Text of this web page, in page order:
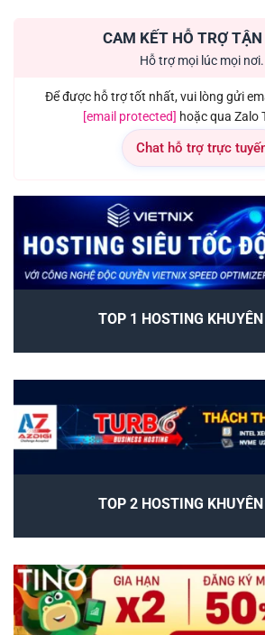
CAM KẾT HỖ TRỢ
Hỗ trợ mọi lúc mọi nơi.
Để được hỗ trợ tốt nhất, vui lòng gửi
[email protected] hoặc qua Zalo
Chat hỗ trợ trực
TOP 1 HOSTING
TOP 2 HOSTING